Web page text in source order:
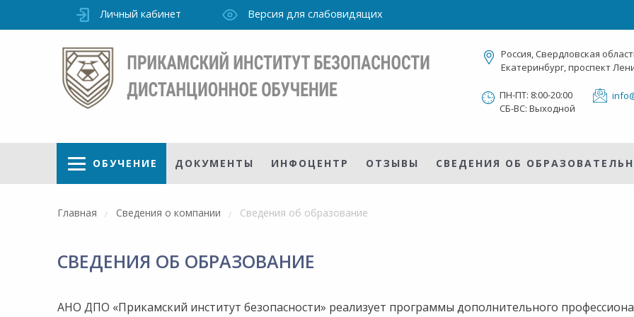
Режим
ПН-ПТ:
Личный кабинет Версия для слабовидящих
Россия, Свердловская
Екатеринбург, проспект
ПН-ПТ: 8:00-20:00
СБ-ВС: Выходной
ОБУЧЕНИЕ ДОКУМЕНТЫ ИНФОЦЕНТР ОТЗЫВЫ СВЕДЕНИЯ ОБ
Главная Сведения о компании Сведения об образование
СВЕДЕНИЯ ОБ ОБРАЗОВАНИЕ
АНО ДПО «Прикамский институт безопасности» реализует программы дополнительного